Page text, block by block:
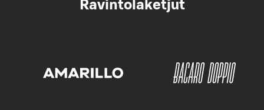
Ravintolaketjut